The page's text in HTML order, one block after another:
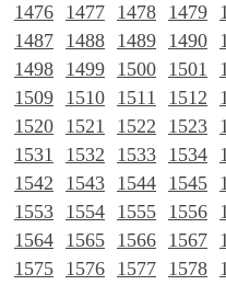
1476 1477 1478 1479
1487 1488 1489 1490
1498 1499 1500 1501
1509 1510 1511 1512
1520 1521 1522 1523
1531
1532 1533 1534
1542
1543 1544 1545
1553 1554 1555 1556
1564 1565 1566 1567
1575 1576 1577 1578